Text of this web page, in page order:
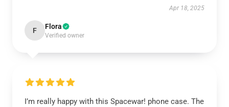
Apr 18, 2025
F Flora
Verified owner
I’m really happy with this Spacewar! phone case. The